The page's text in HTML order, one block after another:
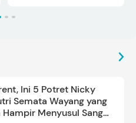
Ini 5 Potret Nicky
Semata Wayang yang
Hampir Menyusul Sang